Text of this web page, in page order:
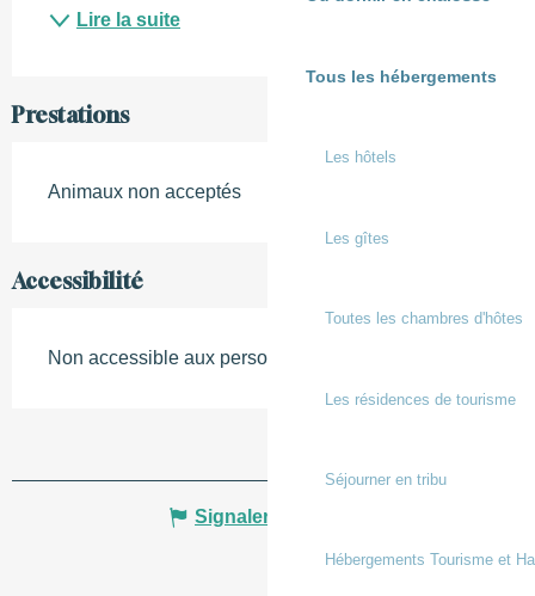
Tous les hébergements
Les hôtels
Les gîtes
Toutes les chambres d'hôtes
Les résidences de tourisme
Séjourner en tribu
Hébergements Tourisme et
Lire la suite
Prestations
Animaux non acceptés
Accessibilité
Non accessible aux personnes à mobilité réduite
Signaler une erreur